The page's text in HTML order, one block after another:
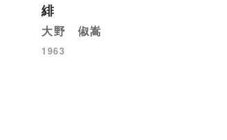
緋
大野 俶嵩
1963